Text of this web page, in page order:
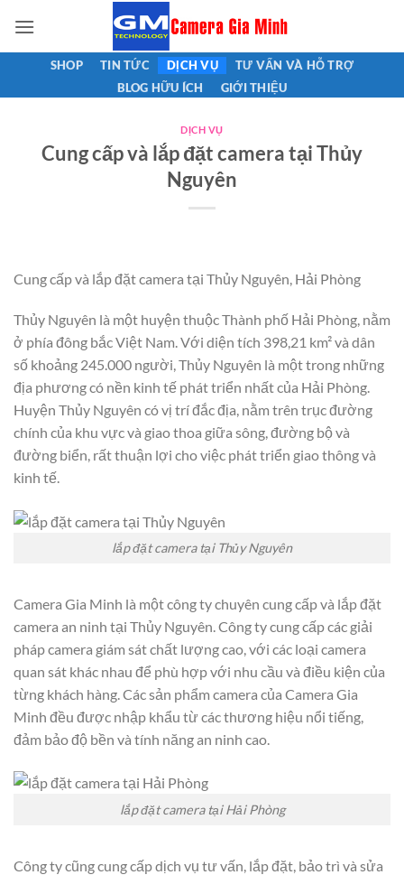
qua
nội
SHOP TIN TỨC DỊCH VỤ
TƯ VẤN VÀ HỖ TRỢ
BLOG HỮU ÍCH
GIỚI THIỆU
DỊCH VỤ
Cung cấp và lắp đặt camera tại Thủy
Nguyên
Cung cấp và lắp đặt camera tại Thủy Nguyên, Hải Phòng
Thủy Nguyên là một huyện thuộc Thành phố Hải Phòng, nằm
ở phía đông bắc Việt Nam. Với diện tích 398,21 km² và dân
số khoảng 245.000 người, Thủy Nguyên là một trong những
địa phương có nền kinh tế phát triển nhất của Hải Phòng.
Huyện Thủy Nguyên có vị trí đắc địa, nằm trên trục đường
chính của khu vực và giao thoa giữa sông, đường bộ và
đường biển, rất thuận lợi cho việc phát triển giao thông và
kinh tế.
lắp đặt camera tại Thủy Nguyên
Camera Gia Minh là một công ty chuyên cung cấp và lắp đặt
camera an ninh tại Thủy Nguyên. Công ty cung cấp các giải
pháp camera giám sát chất lượng cao, với các loại camera
quan sát khác nhau để phù hợp với nhu cầu và điều kiện của
từng khách hàng. Các sản phẩm camera của Camera Gia
Minh đều được nhập khẩu từ các thương hiệu nổi tiếng,
đảm bảo độ bền và tính năng an ninh cao.
lắp đặt camera tại Hải Phòng
Công ty cũng cung cấp dịch vụ tư vấn, lắp đặt, bảo trì và sửa